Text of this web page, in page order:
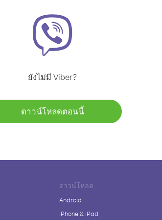
ยังไม่มี Viber?
ดาวน์โหลดตอนนี้
ดาวน์โหลด
Android
iPhone & iPad